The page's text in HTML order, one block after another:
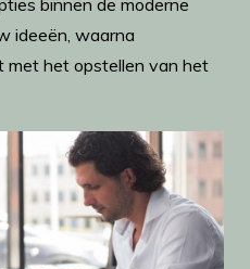
binnen de moderne
ideeën, waarna
met het opstellen van het